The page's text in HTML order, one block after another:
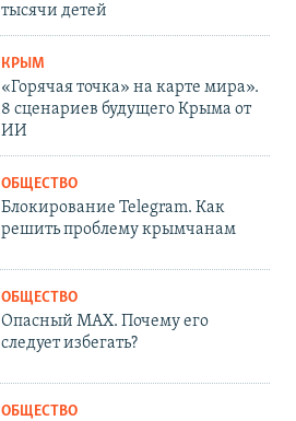
тысячи детей
КРЫМ
«Горячая точка» на карте мира».
8 сценариев будущего Крыма от
ИИ
ОБЩЕСТВО
Блокирование Telegram. Как
решить проблему крымчанам
ОБЩЕСТВО
Опасный MAX. Почему его
следует избегать?
ОБЩЕСТВО